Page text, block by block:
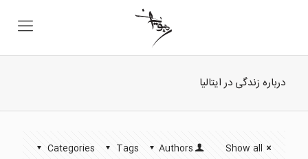
درباره زندگی در ایتالیا
Categories Tags Authors Show all